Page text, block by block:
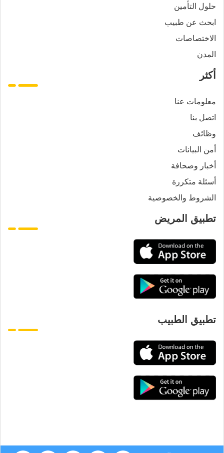
حلول التأمين
ابحث عن طبيب
الاختصاصات
المدن
أكثر
معلومات عنا
اتصل بنا
وظائف
أمن البيانات
أخبار وصحافة
أسئلة متكررة
الشروط والخصوصية
تطبيق المريض
تطبيق الطبيب